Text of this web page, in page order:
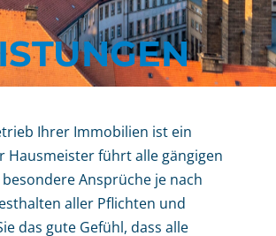
Ihrer Immobilien ist ein
Hausmeister führt alle gängigen
Ansprüche je nach
aller Pflichten und
das gute Gefühl, dass alle